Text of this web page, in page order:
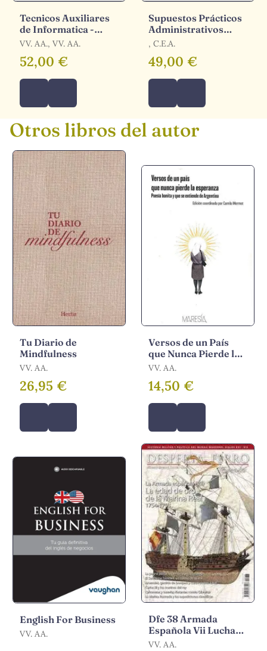
Tecnicos Auxiliares
de Informatica -
Bloque Iii ( Temario y
Supuestos Practicos)
VV. AA., VV. AA.
52,00 €
Supuestos Prácticos
Administrativos
Administración del
Estado. Promoción
Interna
, C.E.A.
49,00 €
Otros libros del autor
Tu Diario de
Mindfulness
VV. AA.
26,95 €
Versos de un País
que Nunca Pierde la
Esperanza
VV. AA.
14,50 €
English For Business
VV. AA.
Dfe 38 Armada
Española Vii Lucha
por Heg
VV. AA.